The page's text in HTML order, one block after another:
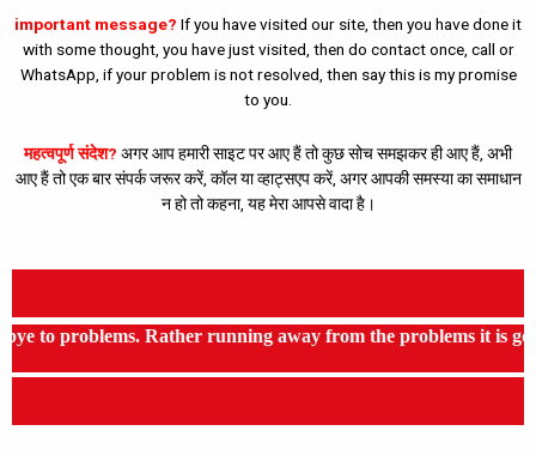
important message? If you have visited our site, then you have done it
with some thought, you have just visited, then do contact once, call or
WhatsApp, if your problem is not resolved, then say this is my promise
to you.
महत्वपूर्ण संदेश? अगर आप हमारी साइट पर आए हैं तो कुछ सोच समझकर ही आए हैं, अभी
आए हैं तो एक बार संपर्क जरूर करें, कॉल या व्हाट्सएप करें, अगर आपकी समस्या का समाधान
न हो तो कहना, यह मेरा आपसे वादा है।
Rather running away from the problems it is good to use the